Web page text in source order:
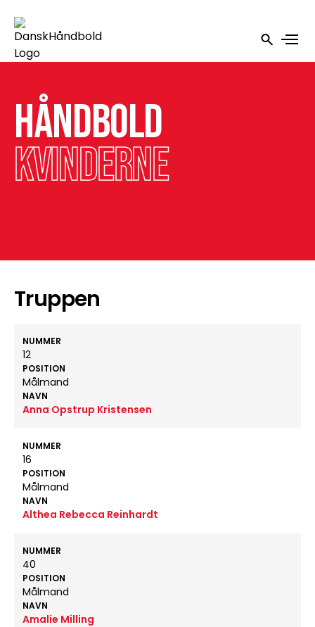
Håndbold
kvinderne
Truppen
NUMMER
12
POSITION
Målmand
NAVN
Anna Opstrup Kristensen
NUMMER
16
POSITION
Målmand
NAVN
Althea Rebecca Reinhardt
NUMMER
40
POSITION
Målmand
NAVN
Amalie Milling